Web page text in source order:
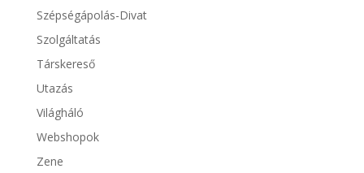
Szépségápolás-Divat
Szolgáltatás
Társkereső
Utazás
Világháló
Webshopok
Zene